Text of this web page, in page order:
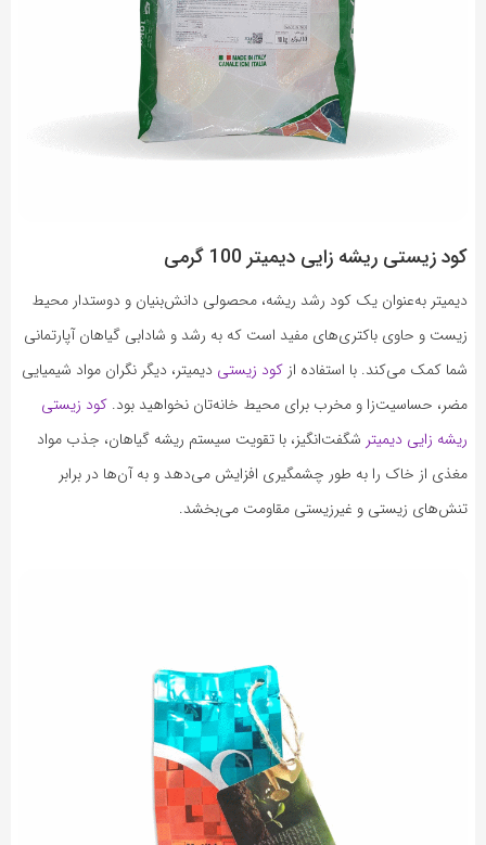
کود زیستی ریشه زایی دیمیتر 100 گرمی
دیمیتر به‌عنوان یک کود رشد ریشه، محصولی دانش‌بنیان و دوستدار محیط
زیست و حاوی باکتری‌های مفید است که به رشد و شادابی گیاهان آپارتمانی
شما کمک می‌کند. با استفاده از کود زیستی دیمیتر، دیگر نگران مواد شیمیایی
مضر، حساسیت‌زا و مخرب برای محیط خانه‌تان نخواهید بود. کود زیستی
ریشه زایی دیمیتر شگفت‌انگیز، با تقویت سیستم ریشه گیاهان، جذب مواد
مغذی از خاک را به طور چشمگیری افزایش می‌دهد و به آن‌ها در برابر
تنش‌های زیستی و غیرزیستی مقاومت می‌بخشد.